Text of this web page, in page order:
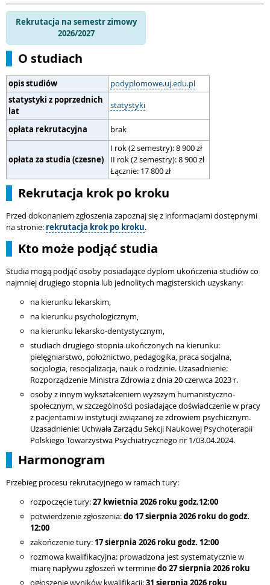
Rekrutacja na semestr zimowy
2026/2027
O studiach
opis studiów
podyplomowe.uj.edu.pl
statystyki z poprzednich
lat
statystyki
opłata rekrutacyjna brak
opłata za studia (czesne)
I rok (2 semestry): 8 900 zł
II rok (2 semestry): 8 900 zł
Łącznie: 17 800 zł
Rekrutacja krok po kroku
Przed dokonaniem zgłoszenia zapoznaj się z informacjami dostępnymi
na stronie: rekrutacja krok po kroku.
Kto może podjąć studia
Studia mogą podjąć osoby posiadające dyplom ukończenia studiów co
najmniej drugiego stopnia lub jednolitych magisterskich uzyskany:
na kierunku lekarskim,
na kierunku psychologicznym,
na kierunku lekarsko-dentystycznym,
studiach drugiego stopnia ukończonych na kierunku:
pielęgniarstwo, położnictwo, pedagogika, praca socjalna,
socjologia, resocjalizacja, nauk o rodzinie. Uzasadnienie:
Rozporządzenie Ministra Zdrowia z dnia 20 czerwca 2023 r.
osoby z innym wykształceniem wyższym humanistyczno-
społecznym, w szczególności posiadające doświadczenie w pracy
z pacjentami w instytucji związanej ze zdrowiem psychicznym.
Uzasadnienie: Uchwała Zarządu Sekcji Naukowej Psychoterapii
Polskiego Towarzystwa Psychiatrycznego nr 1/03.04.2024.
Harmonogram
Przebieg procesu rekrutacyjnego w ramach tury:
rozpoczęcie tury:27 kwietnia 2026 roku godz.12:00
potwierdzenie zgłoszenia:do 17 sierpnia 2026 roku do godz.
12:00
zakończenie tury: 17 sierpnia 2026 roku godz. 12:00
rozmowa kwalifikacyjna: prowadzona jest systematycznie w
miarę napływu zgłoszeń w terminiedo 27 sierpnia 2026 roku
ogłoszenie wyników kwalifikacji:31 sierpnia 2026 roku